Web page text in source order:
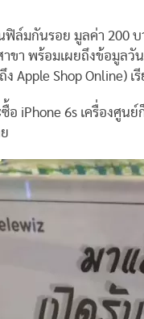
ล์มกันรอย มูลค่า 200 บ
ขา พร้อมเผยถึงข้อมูลวั
Apple Shop Online)
ซื้อ iPhone 6s เครื่อง